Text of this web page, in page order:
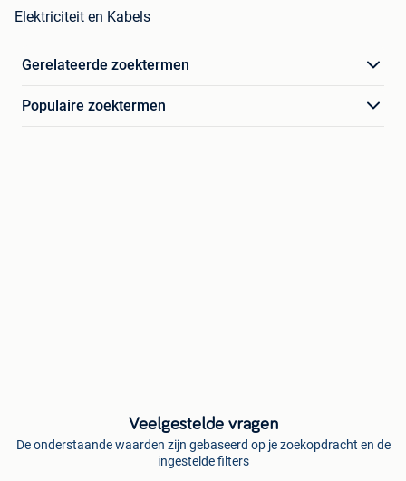
Elektriciteit en Kabels
Gerelateerde zoektermen
Populaire zoektermen
Veelgestelde vragen
De onderstaande waarden zijn gebaseerd op je zoekopdracht en de
ingestelde filters